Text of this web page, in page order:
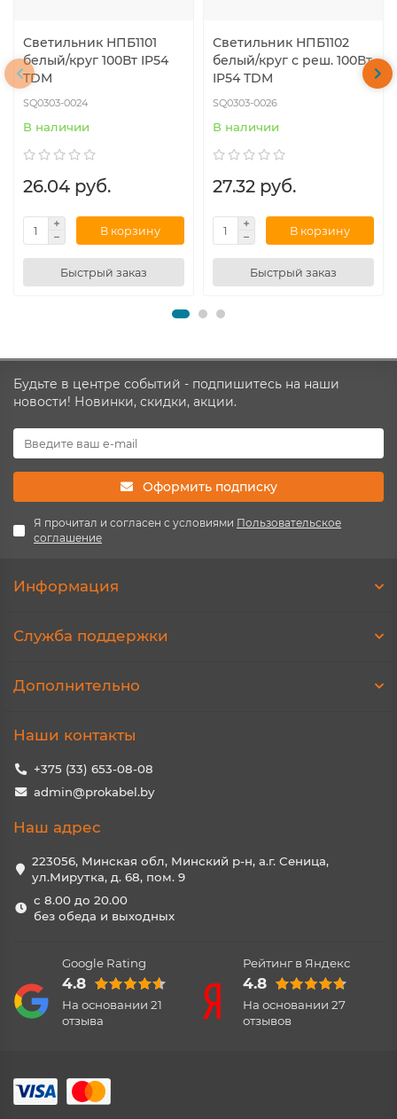
Светильник НПБ1101
белый/круг 100Вт IP54
TDM
SQ0303-0024
В наличии
26.04 руб.
В корзину
Быстрый заказ
Светильник НПБ1102
белый/круг с реш. 100Вт
IP54 TDM
SQ0303-0026
В наличии
27.32 руб.
В корзину
Быстрый заказ
Будьте в центре событий - подпишитесь на наши
новости! Новинки, скидки, акции.
Оформить подписку
Я прочитал и согласен с условиями Пользовательское
соглашение
Информация
Служба поддержки
Дополнительно
Наши контакты
+375 (33) 653-08-08
admin@prokabel.by
Наш адрес
223056, Минская обл, Минский р-н, а.г. Сеница,
ул.Мирутка, д. 68, пом. 9
с 8.00 до 20.00
без обеда и выходных
Google Rating
4.8
На основании 21
отзыва
Рейтинг в Яндекс
4.8
На основании 27
отзывов